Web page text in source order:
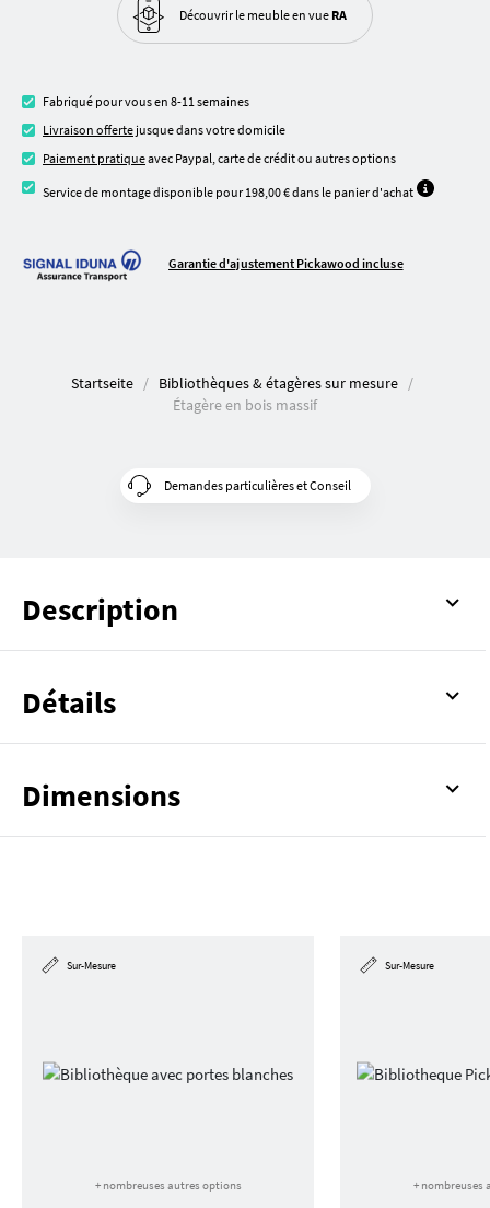
Découvrir le meubleen vue RA
Fabriqué pour vous en 8-11 semaines
Livraison offerte jusque dans votre domicile
Paiement pratiqueavec Paypal, carte de crédit ou autres options
Service de montage disponible pour 198,00 € dans le panier d'achat
Garantie d'ajustement Pickawood incluse
Startseite
Bibliothèques & étagères sur mesure
Étagère en bois massif
Demandes particulières et Conseil
Description
Détails
Dimensions
Sur-Mesure
+ nombreuses autres options
Sur-Mesure
+ nombreuses